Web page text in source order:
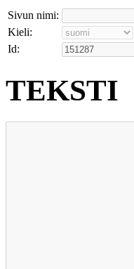
Sivun nimi:
Kieli:
Id:
TEKSTI